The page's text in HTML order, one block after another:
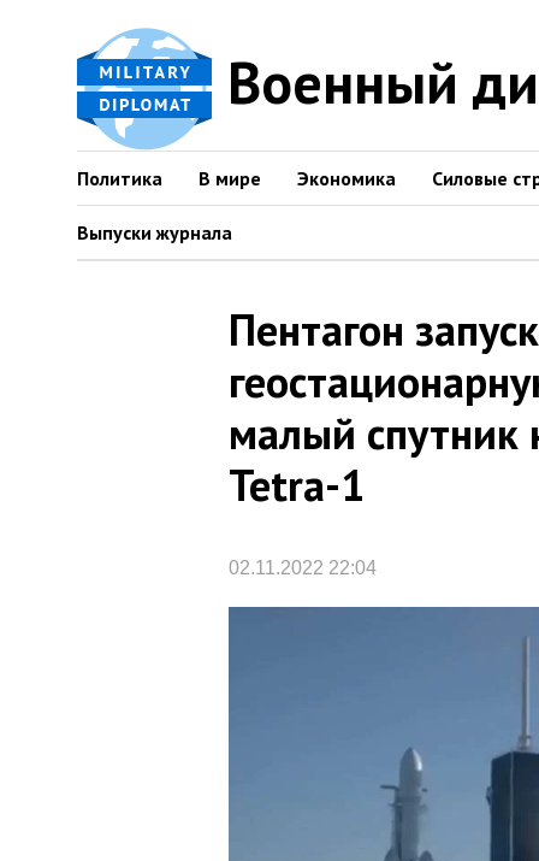
Военный
Политика В мире Экономика Силовые
Выпуски журнала
Пентагон
малый спутник
Tetra-1
02.11.2022 22:04